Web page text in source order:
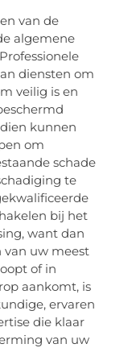
van de
algemene
diensten om
veilig is en
kunnen
om
schade
te
bij het
want dan
van uw meest
of in
aankomt, is
ervaren
die klaar
van uw